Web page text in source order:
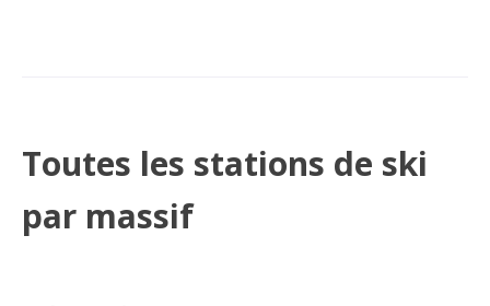
Toutes les stations de ski
par massif